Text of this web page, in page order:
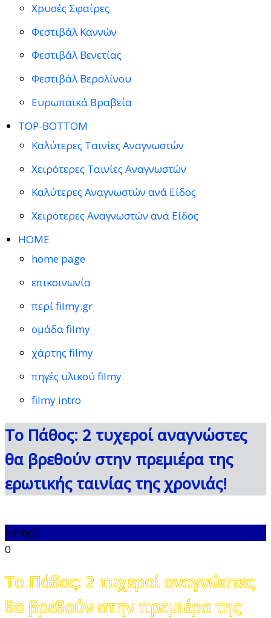
Χρυσές Σφαίρες
Φεστιβάλ Καννών
Φεστιβάλ Βενετίας
Φεστιβάλ Βερολίνου
Ευρωπαϊκά Βραβεία
TOP-BOTTOM
Καλύτερες Ταινίες Αναγνωστών
Χειρότερες Ταινίες Αναγνωστών
Καλύτερες Αναγνωστών ανά Είδος
Χειρότερες Αναγνωστών ανά Είδος
HOME
home page
επικοινωνία
περί filmy.gr
ομάδα filmy
χάρτης filmy
πηγές υλικού filmy
filmy intro
Το Πάθος: 2 τυχεροί αναγνώστες
θα βρεθούν στην πρεμιέρα της
ερωτικής ταινίας της χρονιάς!
14Φεβ
0
Το Πάθος: 2 τυχεροί αναγνώστες
θα βρεθούν στην πρεμιέρα της